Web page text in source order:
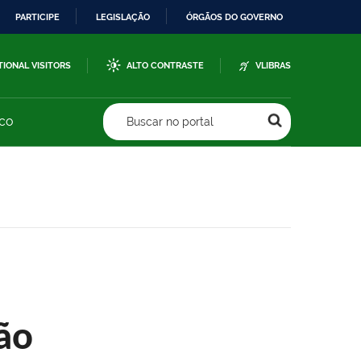
PARTICIPE LEGISLAÇÃO ÓRGÃOS DO GOVERNO
VISITORS ALTO CONTRASTE VLIBRAS
Buscar no portal